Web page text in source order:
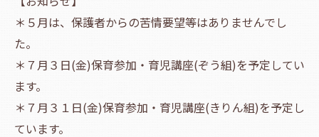
＊５月は、保護者からの苦情要望等はありませんでし
た。
＊７月３日(金)保育参加・育児講座(ぞう組)を予定してい
ます。
＊７月３１日(金)保育参加・育児講座(きりん組)を予定し
ています。